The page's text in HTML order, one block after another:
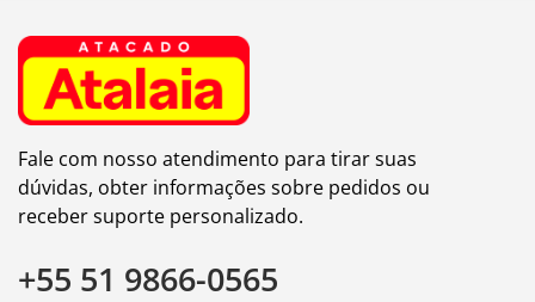
Fale com nosso atendimento para tirar suas
dúvidas, obter informações sobre pedidos ou
receber suporte personalizado.
+55 51 9866-0565